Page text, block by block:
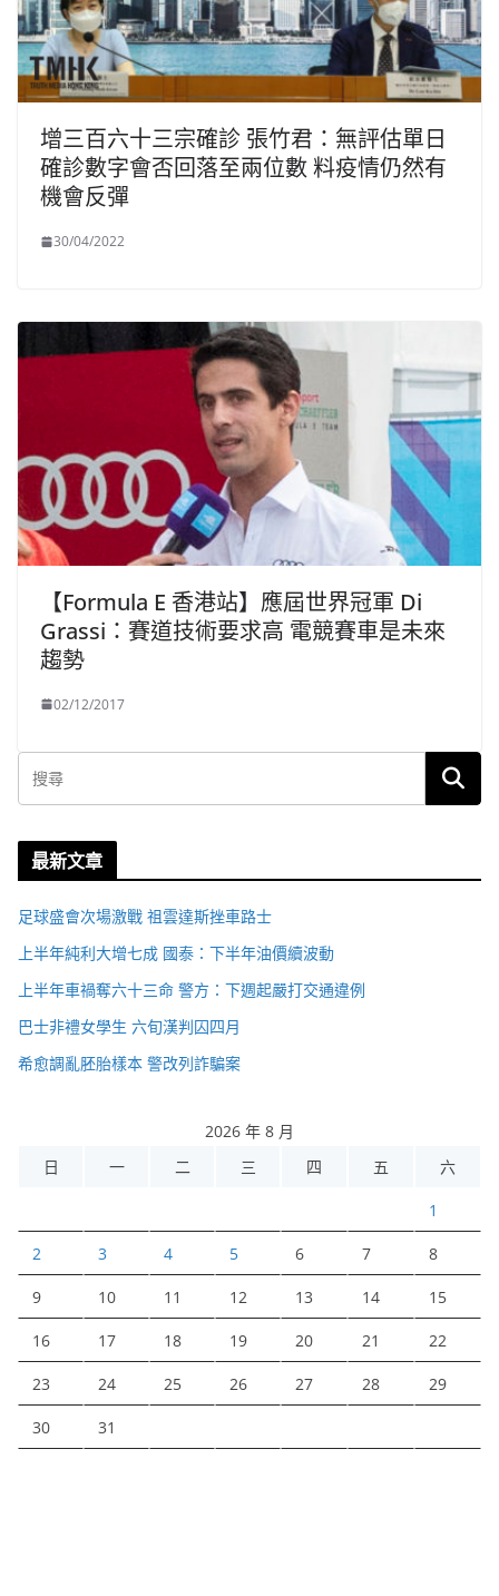
增三百六十三宗確診 張竹君：無評估單日
確診數字會否回落至兩位數 料疫情仍然有
機會反彈
30/04/2022
【Formula E 香港站】應屆世界冠軍 Di
Grassi：賽道技術要求高 電競賽車是未來
趨勢
02/12/2017
最新文章
足球盛會次場激戰 祖雲達斯挫車路士
上半年純利大增七成 國泰：下半年油價續波動
上半年車禍奪六十三命 警方：下週起嚴打交通違例
巴士非禮女學生 六旬漢判囚四月
希愈調亂胚胎樣本 警改列詐騙案
2026 年 8 月
日
一 二 三 四 五 六
1
2 3 4 5 6 7 8
9 10 11 12 13 14 15
16 17 18 19 20 21 22
23 24 25 26 27 28 29
30 31